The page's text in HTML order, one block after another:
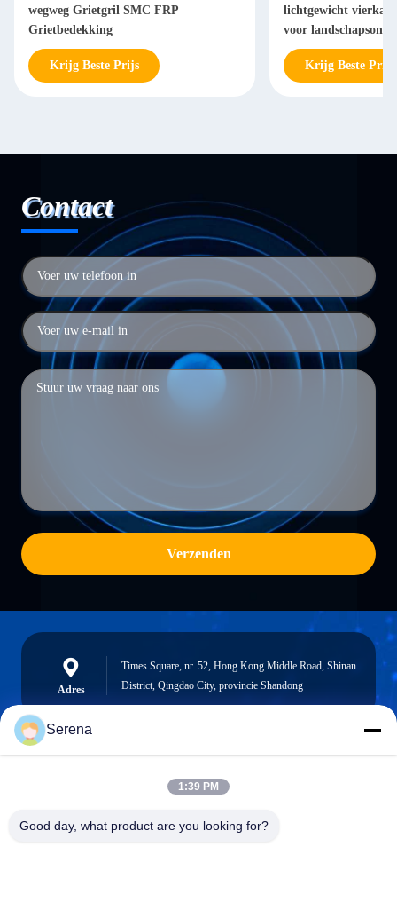
wegweg Grietgril SMC FRP
Grietbedekking
Krijg Beste Prijs
lichtgewicht
voor
Krijg Beste Prijs
Contact
Verzenden
Adres
Times Square, nr. 52, Hong Kong Middle Road, Shinan
District, Qingdao City, provincie Shandong
robert@ailitecover.com
Serena
1:39 PM
Good day, what product are you looking for?